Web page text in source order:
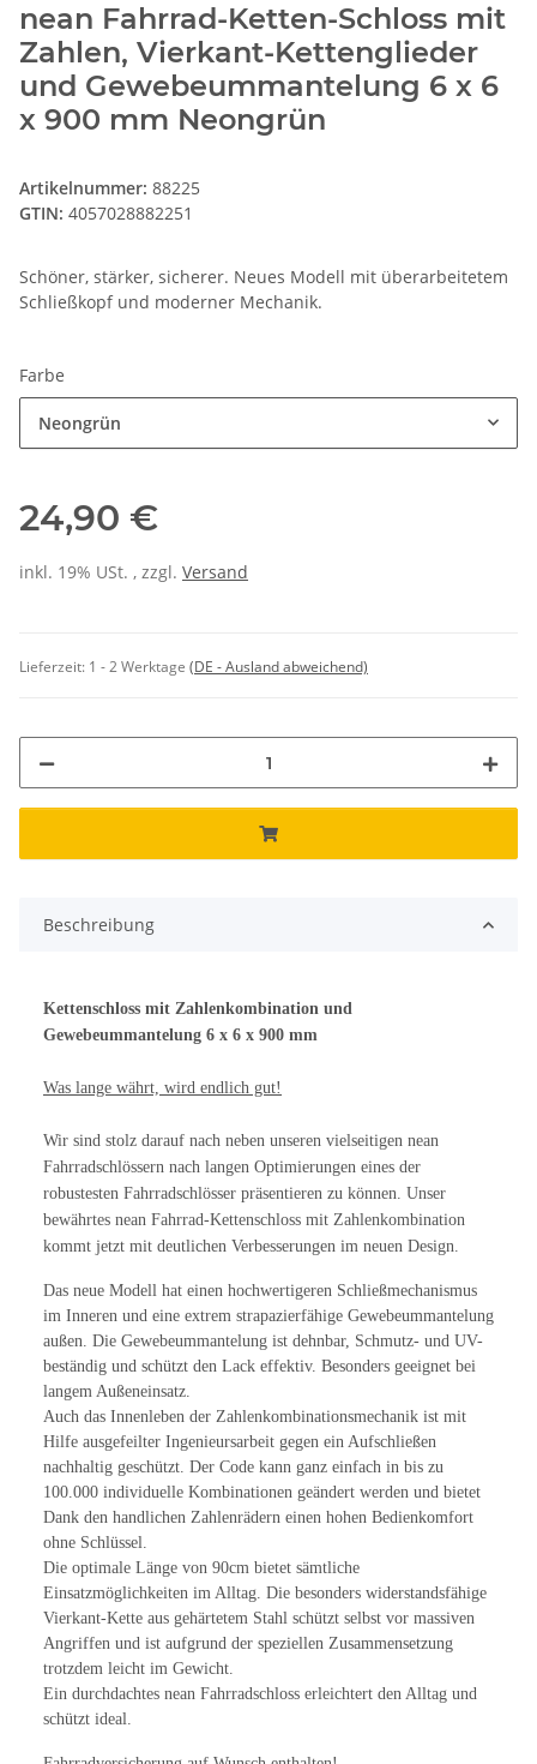
nean Fahrrad-Ketten-Schloss mit
Zahlen, Vierkant-Kettenglieder
und Gewebeummantelung 6 x 6
x 900 mm Neongrün
Artikelnummer: 88225
GTIN: 4057028882251
Schöner, stärker, sicherer. Neues Modell mit überarbeitetem
Schließkopf und moderner Mechanik.
Farbe
Neongrün
24,90 €
inkl. 19% USt. , zzgl. Versand
Lieferzeit: 1 - 2 Werktage (DE - Ausland abweichend)
Beschreibung
Kettenschloss mit Zahlenkombination und
Gewebeummantelung 6 x 6 x 900 mm
Was lange währt, wird endlich gut!
Wir sind stolz darauf nach neben unseren vielseitigen nean
Fahrradschlössern nach langen Optimierungen eines der
robustesten Fahrradschlösser präsentieren zu können. Unser
bewährtes nean Fahrrad-Kettenschloss mit Zahlenkombination
kommt jetzt mit deutlichen Verbesserungen im neuen Design.
Das neue Modell hat einen hochwertigeren Schließmechanismus
im Inneren und eine extrem strapazierfähige Gewebeummantelung
außen. Die Gewebeummantelung ist dehnbar, Schmutz- und UV-
beständig und schützt den Lack effektiv. Besonders geeignet bei
langem Außeneinsatz.
Auch das Innenleben der Zahlenkombinationsmechanik ist mit
Hilfe ausgefeilter Ingenieursarbeit gegen ein Aufschließen
nachhaltig geschützt. Der Code kann ganz einfach in bis zu
100.000 individuelle Kombinationen geändert werden und bietet
Dank den handlichen Zahlenrädern einen hohen Bedienkomfort
ohne Schlüssel.
Die optimale Länge von 90cm bietet sämtliche
Einsatzmöglichkeiten im Alltag. Die besonders widerstandsfähige
Vierkant-Kette aus gehärtetem Stahl schützt selbst vor massiven
Angriffen und ist aufgrund der speziellen Zusammensetzung
trotzdem leicht im Gewicht.
Ein durchdachtes nean Fahrradschloss erleichtert den Alltag und
schützt ideal.